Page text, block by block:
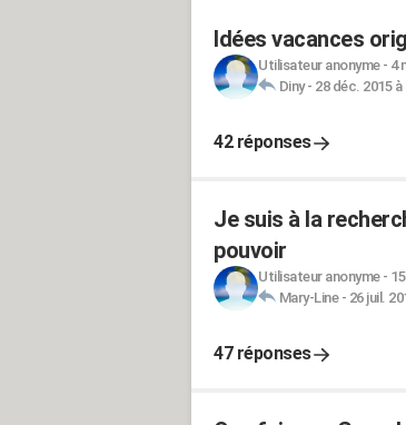
Idées vacances
Utilisateur anonyme- 4
Diny- 28 déc. 2015 à
42 réponses
Je suis à la
pouvoir
Utilisateur anonyme-
Mary-Line- 26 juil.
47 réponses